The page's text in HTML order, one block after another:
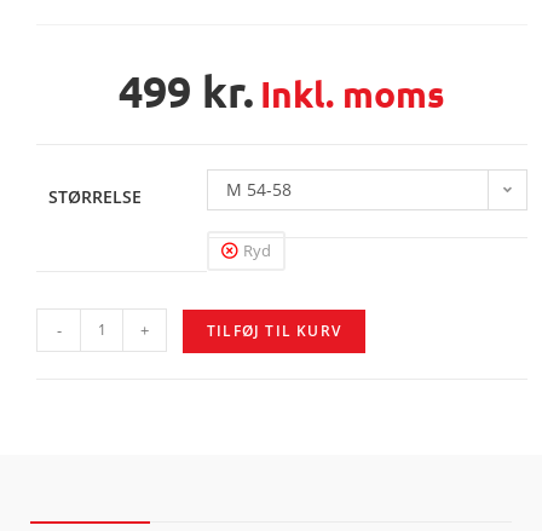
499 kr. Inkl. moms
STØRRELSE M 54-58
Ryd
- + TILFØJ TIL KURV